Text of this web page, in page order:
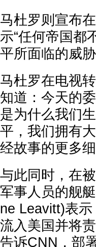
马杜罗则宣布
示“任何帝国都
平所面临的威胁
马杜罗在电视
知道：今天的
是为什么我们
平，我们拥有
经故事的更多细
与此同时，在
军事人员的舰
ne Leavitt)表示
流入美国并将
告诉CNN，部